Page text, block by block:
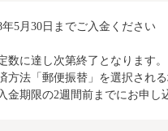
年5月30日までご入金ください
数に達し次第終了となります
方法「郵便振替」を選択され